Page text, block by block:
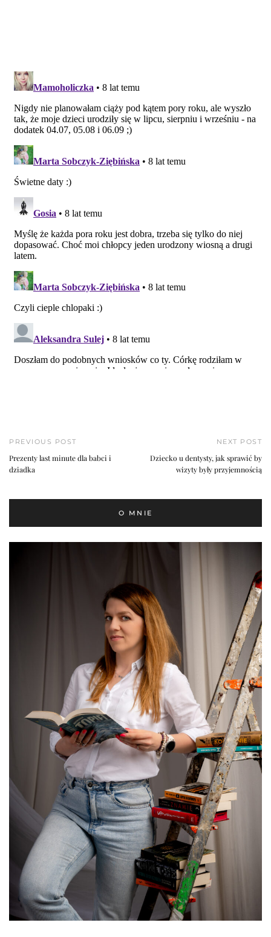
PREVIOUS POST
Prezenty last minute dla babci i
dziadka
NEXT POST
Dziecko u dentysty, jak sprawić by
wizyty były przyjemnością
O MNIE